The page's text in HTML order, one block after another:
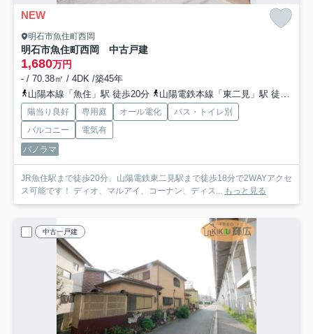
NEW
明石市魚住町西岡
明石市魚住町西岡 中古戸建
1,680万円
- / 70.38㎡ / 4DK /築45年
山陽本線「魚住」駅 徒歩20分
山陽電鉄本線「東二見」駅 徒歩17分
陽当り良好 専用庭 オール電化
バス・トイレ別
バルコニー
電気有
パノラマ
JR魚住駅まで徒歩20分、山陽電鉄東二見駅まで徒歩18分で2WAYアクセ
ス可能です！ ディオ、マルアイ、コーナン、ディス... もっと見る
中古一戸建